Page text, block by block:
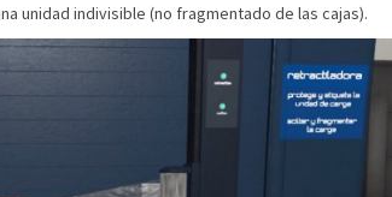
unidad indivisible (no fragmentado de las cajas).